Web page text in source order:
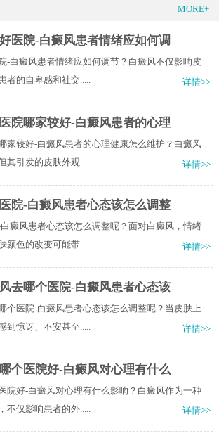
MORE+
医院-白癜风患者情绪应如何调
-白癜风患者情绪应如何调节？白癜风不仅影响皮
者的自卑感和社交.....
详情>>
院哪家较好-白癜风患者的心理
家较好-白癜风患者的心理健康怎么维护？白癜风
其引发的皮肤外观.....
详情>>
院-白癜风患者心态该怎么调整
癜风患者心态该怎么调整呢？面对白癜风，情绪
颜色的改变可能带.....
详情>>
去哪个医院-白癜风患者心态该
个医院-白癜风患者心态该怎么调整呢？当皮肤上
惊讶、不安甚至.....
详情>>
个医院好-白癜风对心理有什么
院好-白癜风对心理有什么影响？白癜风作为一种
不仅影响患者的外.....
详情>>